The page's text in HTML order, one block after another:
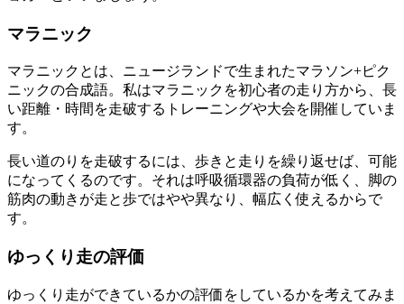
マラニック
マラニックとは、ニュージランドで生まれたマラソン+ピク
ニックの合成語。私はマラニックを初心者の走り方から、長
い距離・時間を走破するトレーニングや大会を開催していま
す。
長い道のりを走破するには、歩きと走りを繰り返せば、可能
になってくるのです。それは呼吸循環器の負荷が低く、脚の
筋肉の動きが走と歩ではやや異なり、幅広く使えるからで
す。
ゆっくり走の評価
ゆっくり走ができているかの評価 をしているかを考えてみま